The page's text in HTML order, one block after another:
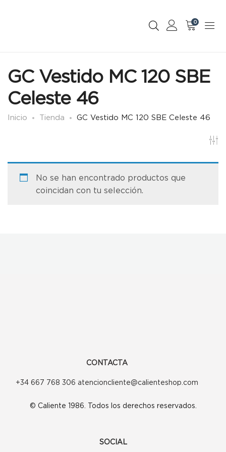
0
GC Vestido MC 120 SBE
Celeste 46
Inicio Tienda GC Vestido MC 120 SBE Celeste 46
No se han encontrado productos que
coincidan con tu selección.
CONTACTA
+34 667 768 306 atencioncliente@calienteshop.com
© Caliente 1986. Todos los derechos reservados.
SOCIAL